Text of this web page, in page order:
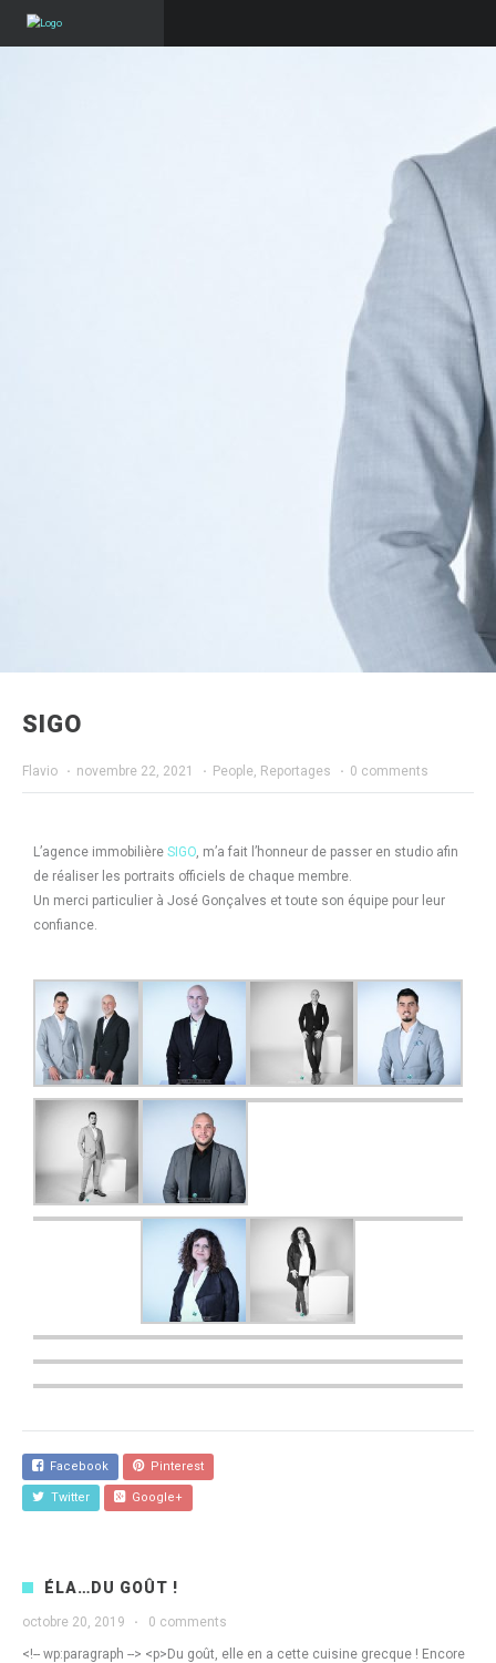
SIGO
Flavio · novembre 22, 2021 · People, Reportages · 0 comments
L’agence immobilière SIGO, m’a fait l’honneur de passer en studio afin
de réaliser les portraits officiels de chaque membre.
Un merci particulier à José Gonçalves et toute son équipe pour leur
confiance.
Facebook Pinterest
Twitter Google+
ÉLA…DU GOÛT !
octobre 20, 2019 · 0 comments
<!-- wp:paragraph --> <p>Du goût, elle en a cette cuisine grecque ! Encore